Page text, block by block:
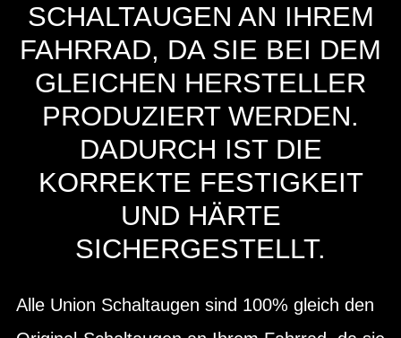
SCHALTAUGEN AN IHREM
FAHRRAD, DA SIE BEI DEM
GLEICHEN HERSTELLER
PRODUZIERT WERDEN.
DADURCH IST DIE
KORREKTE FESTIGKEIT
UND HÄRTE
SICHERGESTELLT.
Alle Union Schaltaugen sind 100% gleich den